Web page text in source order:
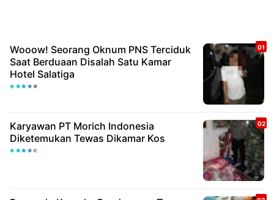
Wooow! Seorang Oknum PNS Terciduk
Saat Berduaan Disalah Satu Kamar
Hotel Salatiga
Karyawan PT Morich Indonesia
Diketemukan Tewas Dikamar Kos